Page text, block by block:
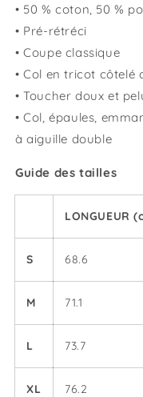
• 50 % coton, 50 %
• Pré-rétréci
• Coupe classique
• Col en tricot côtelé
• Toucher doux et
• Col, épaules,
à aiguille double
Guide des tailles
LONGUEUR
S 68.6
M 71.1
L 73.7
XL 76.2